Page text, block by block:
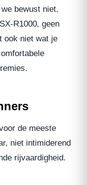
bewust niet.
R1000, geen
ook niet wat je
de meeste
niet intimiderend
rijvaardigheid.